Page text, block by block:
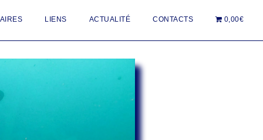
LIENS ACTUALITÉ CONTACTS 0,00€